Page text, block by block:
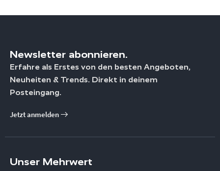
Newsletter abonnieren.
Erfahre als Erstes von den besten Angeboten,
Neuheiten & Trends. Direkt in deinem
Posteingang.
Jetzt anmelden
Unser Mehrwert